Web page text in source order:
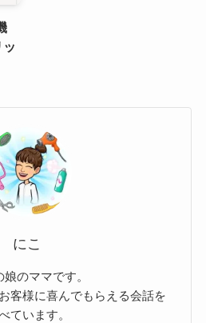
にこ
のママです。
客様に喜んでもらえる会話を
ています。